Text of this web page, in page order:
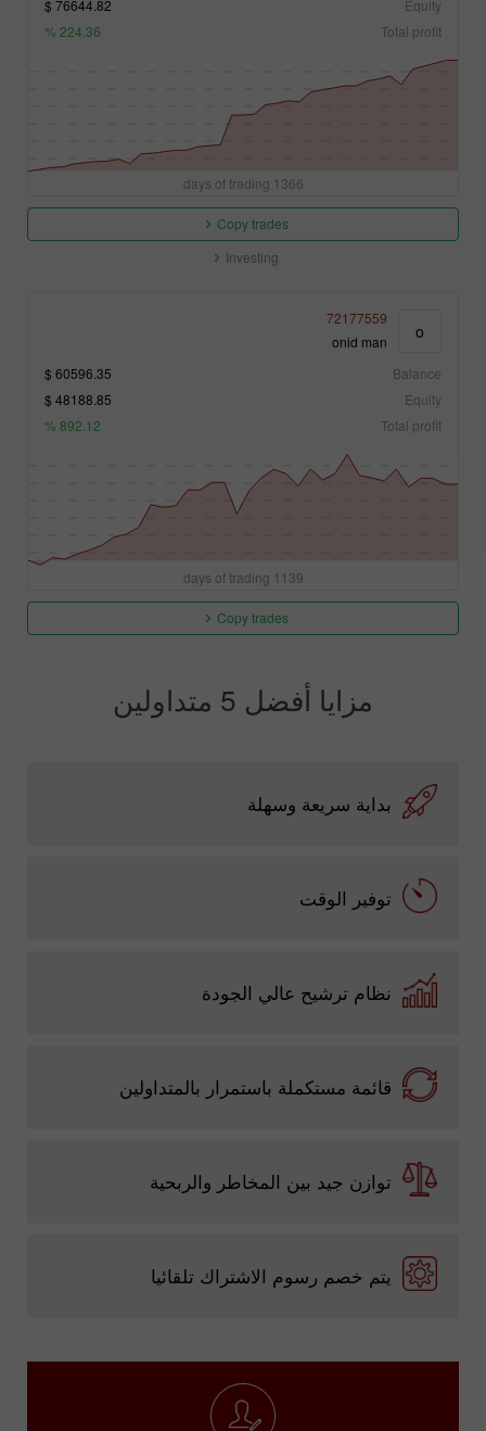
Equity
76644.82 $
Total profit
224.36 %
1366 days of trading
Investing
Copy trades
o
72177559
onid man
Balance
60596.35 $
Equity
48188.85 $
Total profit
892.12 %
1139 days of trading
Copy trades
مزايا أفضل 5 متداولين
بداية سريعة وسهلة
توفير الوقت
نظام ترشيح عالي الجودة
قائمة مستكملة باستمرار بالمتداولين
توازن جيد بين المخاطر والربحية
يتم خصم رسوم الاشتراك تلقائيا